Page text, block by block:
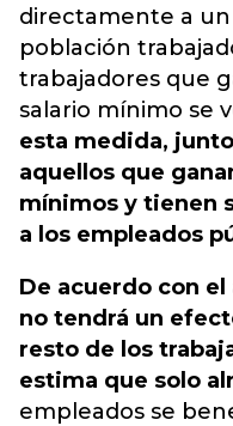
directamente a
población
trabajadores que
salario mínimo se
esta medida,
aquellos que
mínimos y tienen
a los empleados
De acuerdo con
no tendrá un
resto de los
estima que solo
empleados se